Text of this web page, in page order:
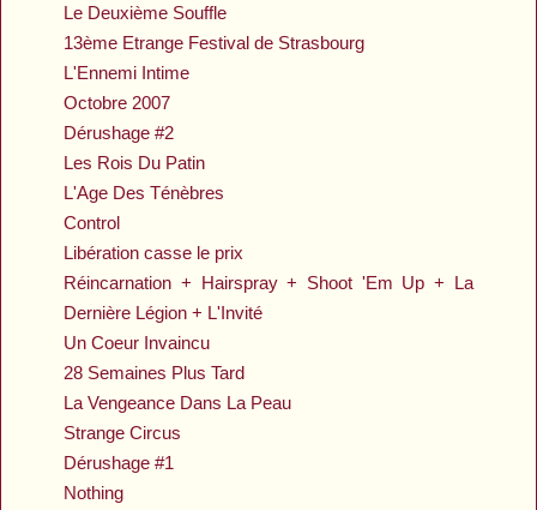
Le Deuxième Souffle
13ème Etrange Festival de Strasbourg
L'Ennemi Intime
Octobre 2007
Dérushage #2
Les Rois Du Patin
L'Age Des Ténèbres
Control
Libération casse le prix
Réincarnation + Hairspray + Shoot 'Em Up + La
Dernière Légion + L'Invité
Un Coeur Invaincu
28 Semaines Plus Tard
La Vengeance Dans La Peau
Strange Circus
Dérushage #1
Nothing